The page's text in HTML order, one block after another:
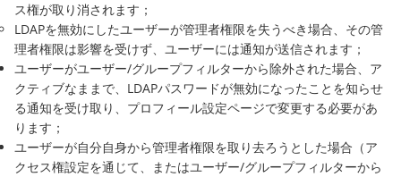
ス権が取り消されます；
LDAPを無効にしたユーザーが管理者権限を失うべき場合、その管
理者権限は影響を受けず、ユーザーには通知が送信されます；
ユーザーがユーザー/グループフィルターから除外された場合、ア
クティブなままで、LDAPパスワードが無効になったことを知らせ
る通知を受け取り、プロフィール設定ページで変更する必要があ
ります；
ユーザーが自分自身から管理者権限を取り去ろうとした場合（ア
クセス権設定を通じて、またはユーザー/グループフィルターから